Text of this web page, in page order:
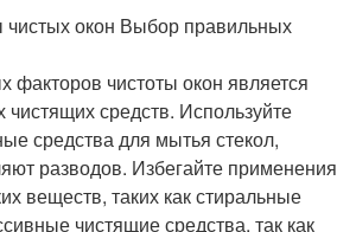
окон Выбор правильных
факторов чистоты окон является
средств. Используйте
средства для мытья стекол,
разводов. Избегайте применения
веществ, таких как стиральные
чистящие средства, так как